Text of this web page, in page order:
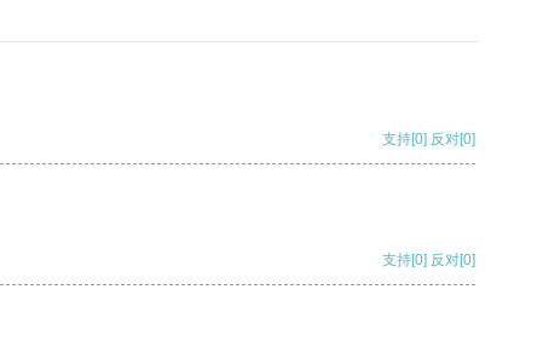
支持[0] 反对[0]
支持[0] 反对[0]